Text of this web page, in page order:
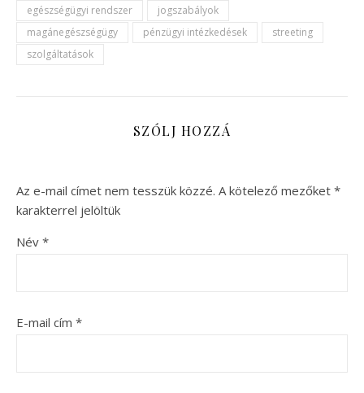
egészségügyi rendszer
jogszabályok
magánegészségügy
pénzügyi intézkedések
streeting
szolgáltatások
SZÓLJ HOZZÁ
Az e-mail címet nem tesszük közzé. A kötelező mezőket *
karakterrel jelöltük
Név *
E-mail cím *